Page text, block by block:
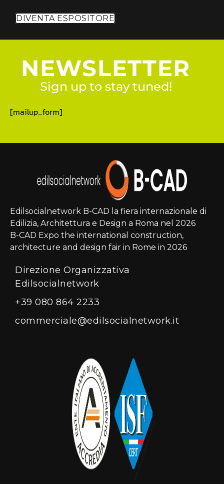
DIVENTA ESPOSITORE
NEWSLETTER
Sign up to stay tuned!
[mailup_form]
Edilsocialnetwork B-CAD la fiera internazionale di
Edilizia, Architettura e Design a Roma nel 2026
B-CAD Expo the international construction,
architecture and design fair in Rome in 2026
Direzione Organizzativa
Edilsocialnetwork
+39 080 864 2233
commerciale@edilsocialnetwork.it